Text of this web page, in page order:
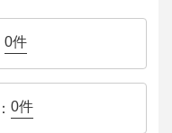
0件
0件